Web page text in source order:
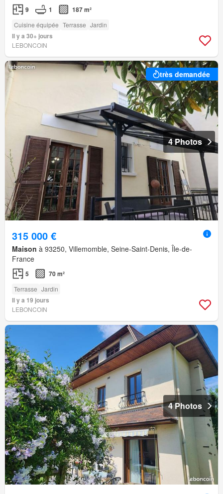
9 1 187 m²
Cuisine équipée Terrasse Jardin
Il y a 30+ jours
LEBONCOIN
très demandée
4 Photos
315 000 €
Maison à 93250, Villemomble, Seine-Saint-Denis, Île-de-
France
5 70 m²
Terrasse Jardin
Il y a 19 jours
LEBONCOIN
4 Photos